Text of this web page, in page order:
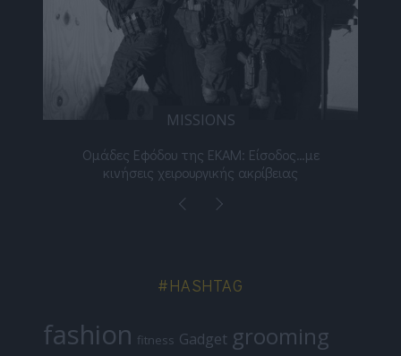
MISSIONS
Εφόδου της ΕΚΑΜ: Είσοδος…με
χειρουργικής ακρίβειας
Μιχάλης
#HASHTAG
fashion fitness Gadget grooming